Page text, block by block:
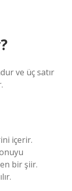
ve üç satır
içerir.
bir şiir.